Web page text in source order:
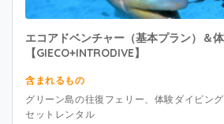
エコアドベンチャー（基本プラン）＆
【GIECO+INTRODIVE】
含まれるもの
グリーン島の往復フェリー、体験ダイビン
セットレンタル